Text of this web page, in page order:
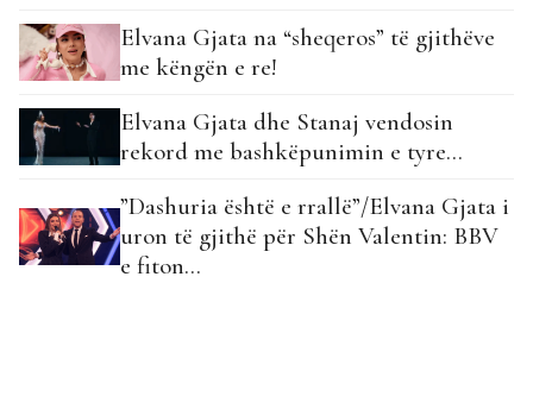
Elvana Gjata na “sheqeros” të gjithëve
me këngën e re!
Elvana Gjata dhe Stanaj vendosin
rekord me bashkëpunimin e tyre…
”Dashuria është e rrallë”/Elvana Gjata i
uron të gjithë për Shën Valentin: BBV
e fiton…